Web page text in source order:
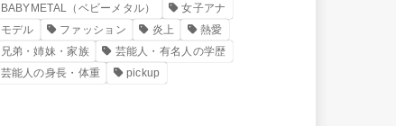
BABYMETAL（ベビーメタル）
女子アナ
モデル
ファッション 炎上
熱愛
兄弟・姉妹・家族
芸能人・有名人の学歴
芸能人の身長・体重
pickup